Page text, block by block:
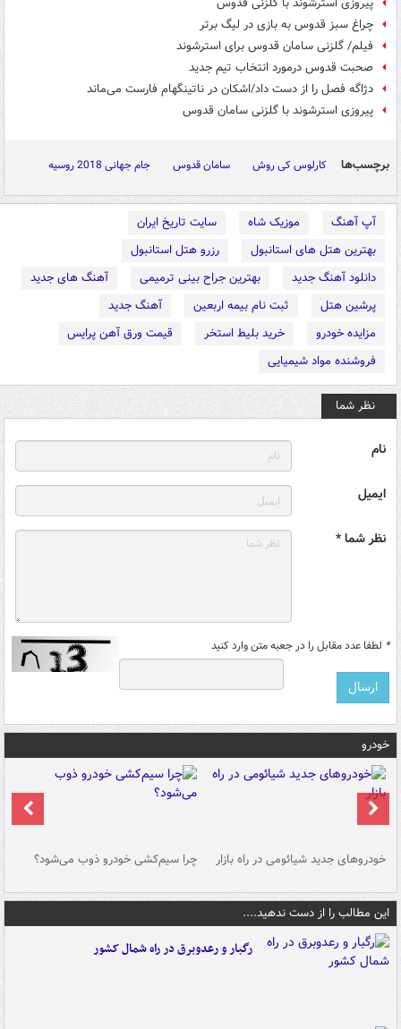
پیروزی استرشوند با گلزنی قدوس
چراغ سبز قدوس به بازی در لیگ برتر
فیلم/ گلزنی سامان قدوس برای استرشوند
صحبت قدوس درمورد انتخاب تیم جدید
دژاگه فصل را از دست داد/اشکان در ناتینگهام فارست می‌ماند
پیروزی استرشوند با گلزنی سامان قدوس
برچسب‌ها کارلوس کی روش سامان قدوس جام جهانی 2018 روسیه
آپ آهنگ موزیک شاه
سایت تاریخ ایران
بهترین هتل های استانبول
رزرو هتل استانبول
دانلود آهنگ جدید
بهترین جراح بینی ترمیمی
آهنگ های جدید
پرشین هتل
ثبت نام بیمه اربعین
آهنگ جدید
مزایده خودرو
خرید بلیط استخر
قیمت ورق آهن پرایس
فروشنده مواد شیمیایی
نظر شما
نام
ایمیل
نظر شما *
* لطفا عدد مقابل را در جعبه متن وارد کنید
خودرو
خودروهای جدید شیائومی در راه بازار چرا سیم‌کشی خودرو ذوب می‌شود؟
این مطالب را از دست ندهید....
رگبار و رعدوبرق در راه شمال کشور